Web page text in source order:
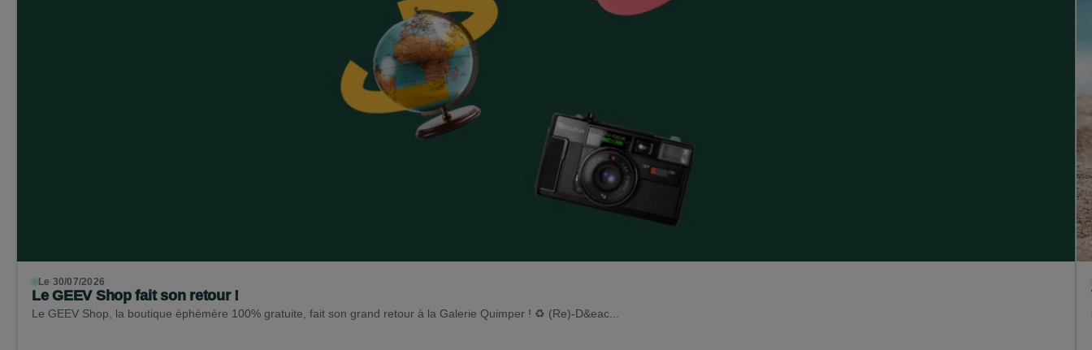
Le 30/07/2026
Le GEEV Shop fait son retour !
Le GEEV Shop, la boutique éphémère 100% gratuite, fait son grand retour à la Galerie Quimper ! ♻️ (Re)-D&eac...